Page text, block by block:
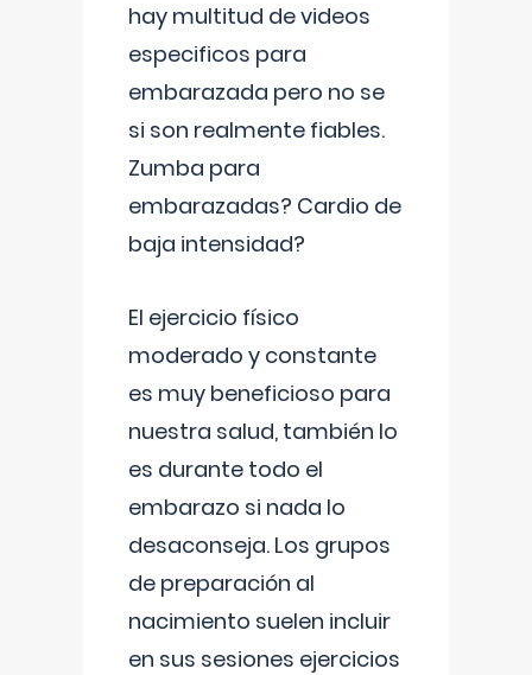
hay multitud de videos
especificos para
embarazada pero no se
si son realmente fiables.
Zumba para
embarazadas? Cardio de
baja intensidad?
El ejercicio físico
moderado y constante
es muy beneficioso para
nuestra salud, también lo
es durante todo el
embarazo si nada lo
desaconseja. Los grupos
de preparación al
nacimiento suelen incluir
en sus sesiones ejercicios